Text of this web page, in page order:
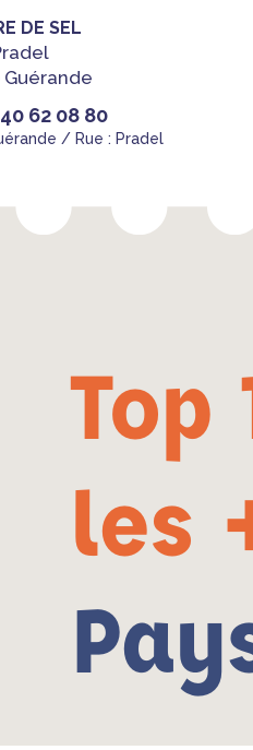
DE SEL
Guérande
62 08 80
/ Rue : Pradel